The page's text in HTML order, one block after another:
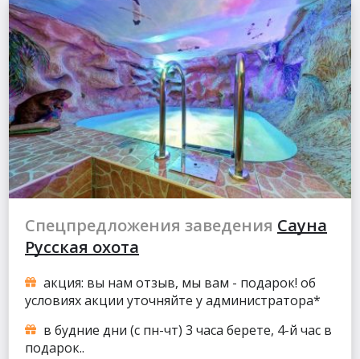
Спецпредложения заведения Сауна
Русская охота
акция: вы нам отзыв, мы вам - подарок! об
условиях акции уточняйте у администратора*
в будние дни (с пн-чт) 3 часа берете, 4-й час в
подарок..